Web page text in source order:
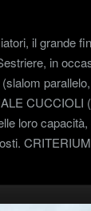
il grande
in
CUCCIOLI
loro